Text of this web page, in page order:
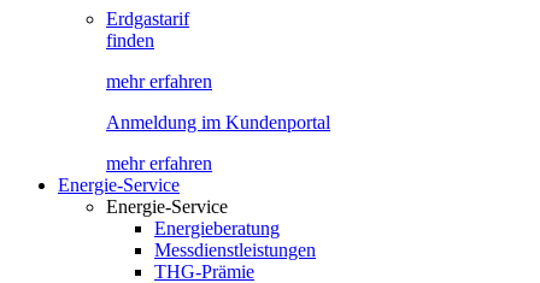
Erdgastarif
finden
mehr erfahren
Anmeldung im Kundenportal
mehr erfahren
Energie-Service
Energie-Service
Energieberatung
Messdienstleistungen
THG-Prämie